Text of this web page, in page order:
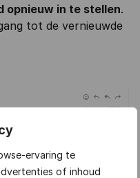
ervaring te
of inhoud
opnieuw in te stellen.
tot de vernieuwde